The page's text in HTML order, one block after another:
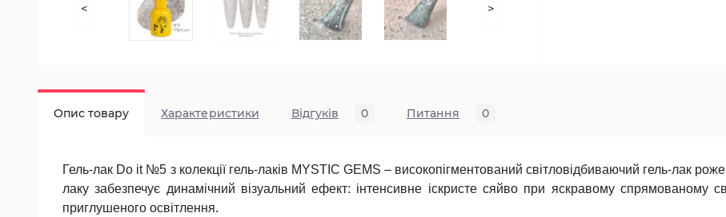
< >
Опис товару Характеристики Відгуків 0 Питання 0
Гель-лак Do it №5 з колекції гель-лаків MYSTIC GEMS – високопігментований світловідбиваючий гель-лак
лаку забезпечує динамічний візуальний ефект: інтенсивне іскристе сяйво при яскравому спрямованому
приглушеного освітлення.